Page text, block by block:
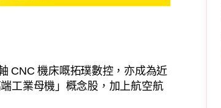
CNC 機床嘅拓璞數控，亦成為近
工業母機」概念股，加上航空航